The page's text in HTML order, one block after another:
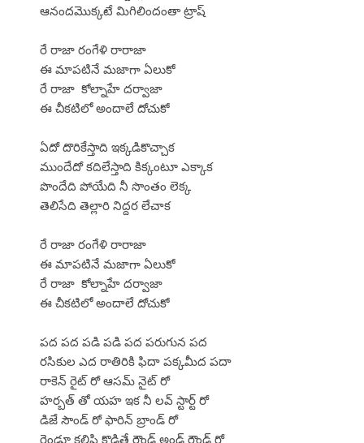
ఆనందమొక్కటే మిగిలిందంతా ట్రాష్
రే రాజా రంగేళి రారాజా
ఈ మాపటినే మజాగా ఏలుకో
రే రాజా కోల్నాహే దర్వాజా
ఈ చీకటిలో అందాలే దోచుకో
ఏదో దొరికేస్తాది ఇక్కడికొచ్చాక
ముందేదో కదిలేస్తాది కిక్కంటూ ఎక్కాక
పొందేది పోయేది నీ సొంతం లెక్క
తెలిసేది తెల్లారి నిద్దర లేచాక
రే రాజా రంగేళి రారాజా
ఈ మాపటినే మజాగా ఏలుకో
రే రాజా కోల్నాహే దర్వాజా
ఈ చీకటిలో అందాలే దోచుకో
పద పద పడి పడి పద పరుగున పద
రసికుల ఎద రాతిరికి ఫిదా పక్కమీద పదా
రాకెన్ రైట్ రో ఆసమ్ నైట్ రో
హర్బత్ తో యహ ఇక నీ లవ్ స్టార్ట్ రో
డిజే సౌండ్ రో ఫారిన్ బ్రాండ్ రో
రెండూ కలిపి కొడితే రౌండ్ అండ్ రౌండ్ రో